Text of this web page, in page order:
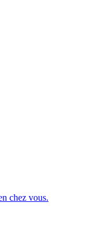
chez vous.